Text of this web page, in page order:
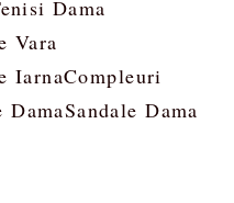
Dama
Vara
IarnaCompleuri
DamaSandale Dama